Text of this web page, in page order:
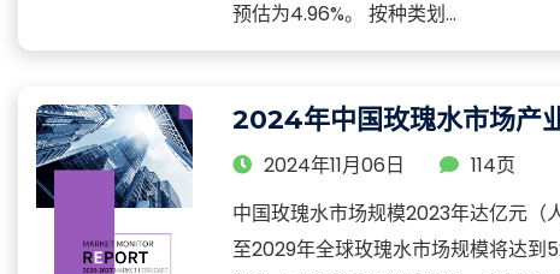
预估为4.96%。 按种类划...
2024年中国玫瑰水市场产
2024年11月06日
114页
中国玫瑰水市场规模2023年达亿元（
至2029年全球玫瑰水市场规模将达到